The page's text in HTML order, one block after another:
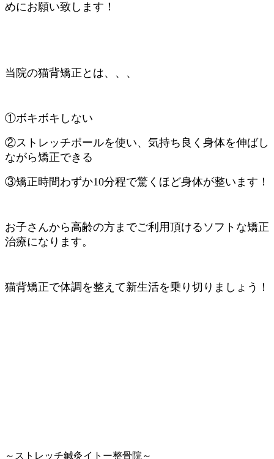
めにお願い致します！
当院の猫背矯正とは、、、
①ボキボキしない
②ストレッチポールを使い、気持ち良く身体を伸ばし
ながら矯正できる
③矯正時間わずか10分程で驚くほど身体が整います！
お子さんから高齢の方までご利用頂けるソフトな矯正
治療になります。
猫背矯正で体調を整えて新生活を乗り切りましょう！
～ストレッチ鍼灸イトー整骨院～